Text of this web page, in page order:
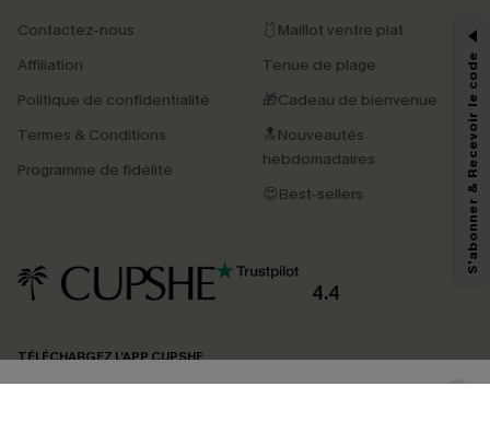
Contactez-nous
Affiliation
Politique de confidentialité
Termes & Conditions
Programme de fidélité
🩱Maillot ventre plat
Tenue de plage
🎁Cadeau de bienvenue
🔝Nouveautés
hebdomadaires
😍Best-sellers
4.4
TÉLÉCHARGEZ L’APP CUPSHE
-15% dès 2 Achetés par E-mail
*Un code par commande, valable une seule fois.
En soumettant votre adresse e-mail, vous acceptez de recevoir des e-mails
marketing (y compris du contenu généré par l'IA) de Cupshe et
reconnaissez avoir pris connaissance de nos
pouvons utiliser les données collectées sur notre site ainsi que des
produits susceptibles de vous intéresser, conformément à notre
Politique de
confidentialité
. Vous pouvez vous désabonner à tout moment.
S'abonner & Recevoir le code